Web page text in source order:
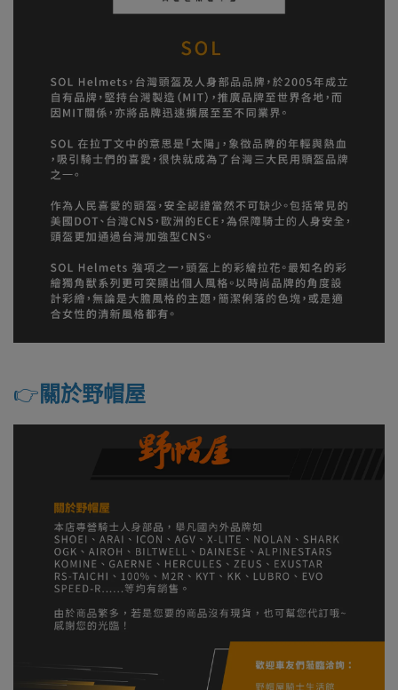
👉️ 關於野帽屋